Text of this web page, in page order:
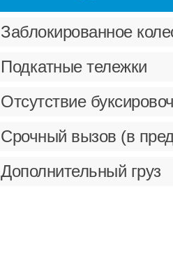
Заблокированное
Подкатные тележки
Отсутствие
Срочный вызов (в
Дополнительный груз